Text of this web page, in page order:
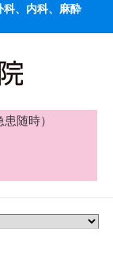
科、内科、麻酔
患随時）